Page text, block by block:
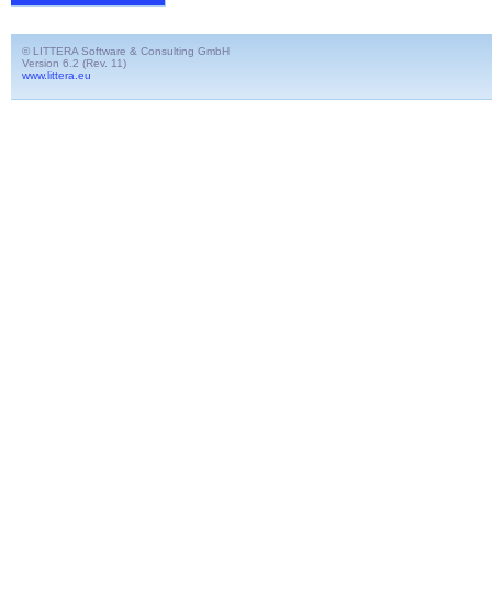
© LITTERA Software & Consulting GmbH
Version 6.2 (Rev. 11)
www.littera.eu